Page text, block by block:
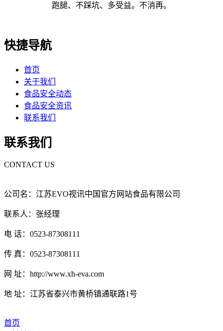
跑腿、不踩坑、多受益。不消再。
快捷导航
首页
关于我们
食品安全动态
食品安全资讯
联系我们
联系我们
CONTACT US
公司名：江苏EVO视讯中国官方网站食品有限公司
联系人：张经理
电 话：0523-87308111
传 真：0523-87308111
网 址：http://www.xh-eva.com
地 址：江苏省泰兴市黄桥镇通联路1号
首页